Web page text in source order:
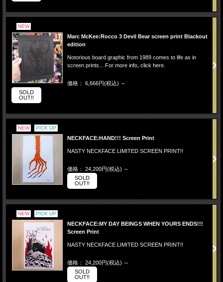
NEW
Marc McKee:Rocco 3 Devil Bear screen print Blackout
edition
Notorious board graphic from 1989 comes to life as in
screen prints... For more info, click here.
価格： 6,666円(税込) ～
SOLD
OUT!!
NEW PICK UP
NECKFACE:HAND!!! Screen Print
NASTY NECKFACE LIMITED SCREEN PRINT!!
価格： 24,200円(税込) ～
SOLD
OUT!!
NEW PICK UP
NECKFACE:MY DAY BEINGS WHEN YOURS ENDS!!!
Screen Print
NASTY NECKFACE LIMITED SCREEN PRINT!!
価格： 24,200円(税込) ～
SOLD
OUT!!